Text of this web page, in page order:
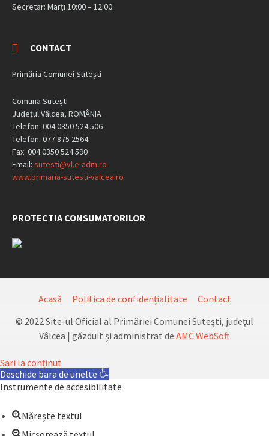
Secretar: Marți 10:00 – 12:00
CONTACT
Primăria Comunei Sutești
Comuna Sutești
Județul Vâlcea, ROMÂNIA
Telefon: 004 0350 524 506
Telefon: 077 875 2564.
Fax: 004 0350 524 590
Email: sutesti@vl.e-adm.ro
www.primaria-sutesti-valcea.ro
PROTECTIA CONSUMATORILOR
Acasă Politica de confidențialitate
Contact
© 2022 Site-ul Oficial al Primăriei Comunei Sutești, județul
Vâlcea | găzduit şi administrat de AMC WebSoft
Sari la conținut
Deschide bara de unelte
Instrumente de accesibilitate
Mărește textul